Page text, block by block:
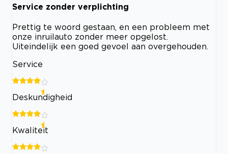
Service zonder verplichting
Prettig te woord gestaan, en een probleem met
onze inruilauto zonder meer opgelost.
Uiteindelijk een goed gevoel aan overgehouden.
Service
Deskundigheid
Kwaliteit